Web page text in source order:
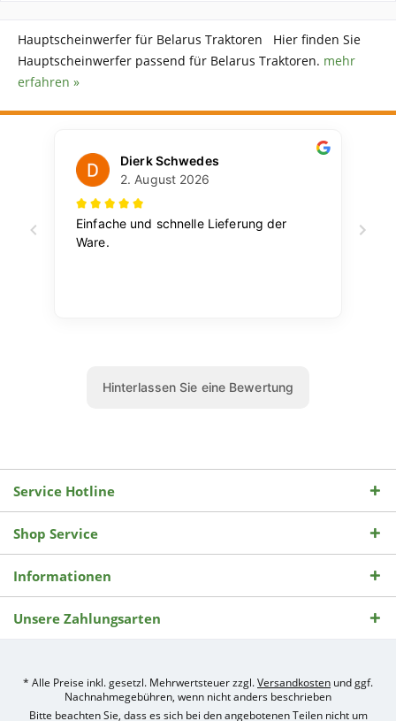
Hauptscheinwerfer für Belarus Traktoren Hier finden Sie
Hauptscheinwerfer passend für Belarus Traktoren. mehr
erfahren »
Service Hotline
Shop Service
Informationen
Unsere Zahlungsarten
* Alle Preise inkl. gesetzl. Mehrwertsteuer zzgl.Versandkosten und ggf.
Nachnahmegebühren, wenn nicht anders beschrieben
Bitte beachten Sie, dass es sich bei den angebotenen Teilen nicht um